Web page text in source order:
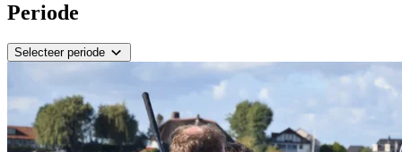
Periode
Selecteer periode